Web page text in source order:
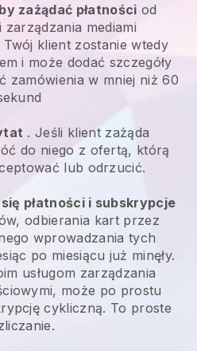
zażądać płatności od
zarządzania mediami
Twój klient zostanie wtedy
i może dodać szczegóły
zamówienia w mniej niż 60
. Jeśli klient zażąda
do niego z ofertą, którą
lub odrzucić.
płatności i subskrypcje
odbierania kart przez
wprowadzania tych
po miesiącu już minęły.
usługom zarządzania
może po prostu
cykliczną. To proste